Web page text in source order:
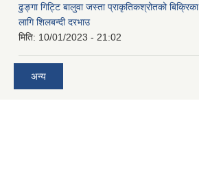
ढुङ्गा गिट्टि बालुवा जस्ता प्राकृतिकश्रोतको बिक्रिका
लागि शिलबन्दी दरभाउ
मिति: 10/01/2023 - 21:02
अन्य